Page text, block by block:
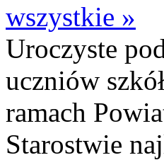
wszystkie »
Uroczyste
uczniów
ramach
Starostwie